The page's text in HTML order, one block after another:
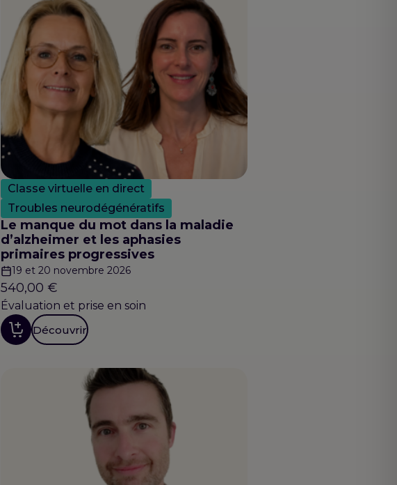
Classe virtuelle en direct
Troubles neurodégénératifs
Le manque du mot dans la maladie
d’alzheimer et les aphasies
primaires progressives
19 et 20 novembre 2026
540,00 €
Évaluation et prise en soin
Découvrir